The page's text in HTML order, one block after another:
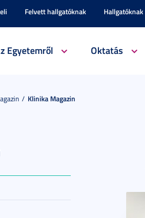
Felvett hallgatóknak Hallgatóknak
Egyetemről Oktatás
Klinika Magazin